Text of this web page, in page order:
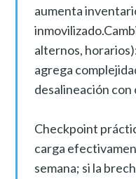
aumenta
alternos,
agrega
desalineación
Checkpoint
carga
semana; si la